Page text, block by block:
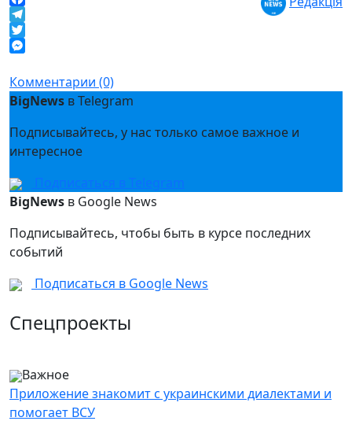
Facebook
Telegram
Twitter
Комментарии (0)
BigNews в Telegram
Подписывайтесь, у нас только самое важное и
интересное
Подписаться в Telegram
BigNews в Google News
Подписывайтесь, чтобы быть в курсе последних
событий
Подписаться в Google News
Спецпроекты
Важное
Приложение знакомит с украинскими диалектами и
помогает ВСУ